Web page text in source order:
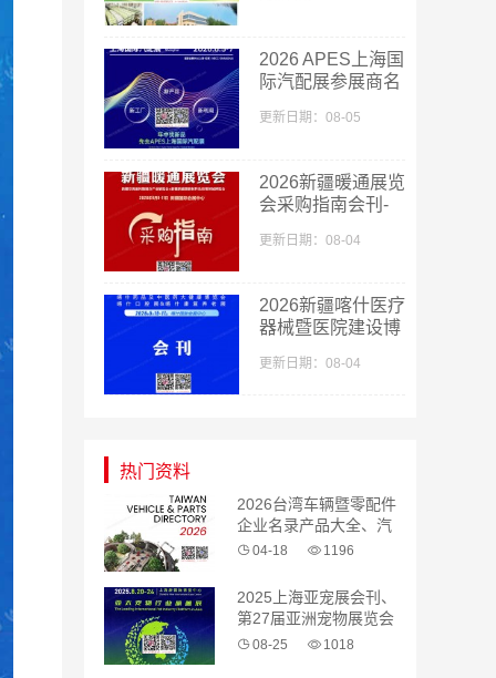
2026 APES上海国
际汽配展参展商名
更新日期：08-05
2026新疆暖通展览
会采购指南会刊-
更新日期：08-04
2026新疆喀什医疗
器械暨医院建设博
中医药大健康博览
更新日期：08-04
热门资料
2026台湾车辆暨零配件
企业名录产品大全、汽
配 汽车零部件
04-18 1196
2025上海亚宠展会刊、
第27届亚洲宠物展览会
参展商名录
08-25 1018